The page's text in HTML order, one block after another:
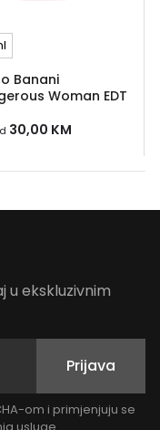
Banani
Woman EDT
30,00 KM
u ekskluzivnim
Prijava
om i primjenjuju se